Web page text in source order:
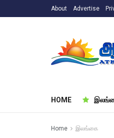
About Advertise
HOME
Home இலங்கை